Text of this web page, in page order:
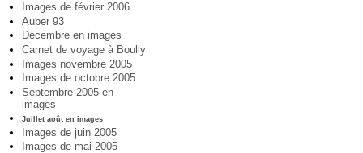
Images de février 2006
Auber 93
Décembre en images
Carnet de voyage à Boully
Images novembre 2005
Images de octobre 2005
Septembre 2005 en
images
Juillet août en images
Images de juin 2005
Images de mai 2005